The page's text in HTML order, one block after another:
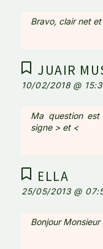
Bravo, clair net
JUAIR
10/02/2018 @
Ma question
signe > et <
ELLA
25/05/2013 @
Bonjour Monsieur